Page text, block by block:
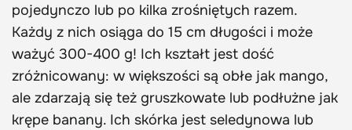
pojedynczo lub po kilka zrośniętych razem.
Każdy z nich osiąga do 15 cm długości i może
ważyć 300-400 g! Ich kształt jest dość
zróżnicowany: w większości są obłe jak mango,
ale zdarzają się też gruszkowate lub podłużne jak
krępe banany. Ich skórka jest seledynowa lub